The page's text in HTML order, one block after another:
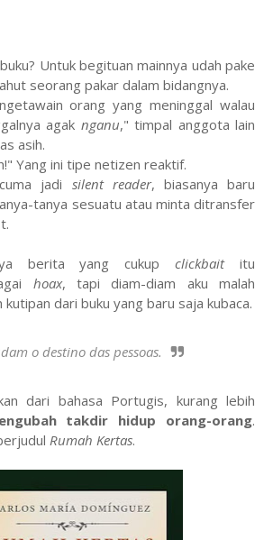
Untuk begituan mainnya udah pake
seorang pakar dalam bidangnya.
orang yang meninggal walau
agak nganu," timpal anggota lain
asih.
Yang ini tipe netizen reaktif.
jadi silent reader, biasanya baru
tanya sesuatu atau minta ditransfer
berita yang cukupclickbaititu
hoax, tapi diam-diam aku malah
dari buku yang baru saja kubaca.
o destino das pessoas.
dari bahasa Portugis, kurang lebih
takdir hidup orang-orang.
Rumah Kertas.